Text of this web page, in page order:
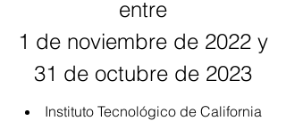
entre
1 de noviembre de 2022 y
31 de octubre de 2023
Instituto Tecnológico de California